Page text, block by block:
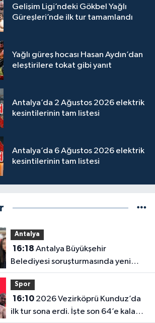
Gelişim Ligi’ndeki Gökbel Yağlı
Güreşleri’nde ilk tur tamamlandı
Yağlı güreş hocası Hasan Aydın’dan
eleştirilere tokat gibi yanıt
Antalya’da 2 Ağustos 2026 elektrik
kesintilerinin tam listesi
Antalya’da 6 Ağustos 2026 elektrik
kesintilerinin tam listesi
Antalya
16:18
Belediyesi soruşturmasında yeni
gelişme
Spor
16:102026 Vezirköprü Kunduz’da
ilk tur sona erdi. İşte son 64’e kalan